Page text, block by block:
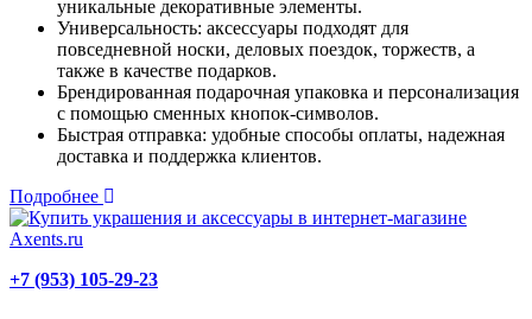
уникальные декоративные элементы.
Универсальность: аксессуары подходят для
повседневной носки, деловых поездок, торжеств, а
также в качестве подарков.
Брендированная подарочная упаковка и персонализация
с помощью сменных кнопок-символов.
Быстрая отправка: удобные способы оплаты, надежная
доставка и поддержка клиентов.
Подробнее
+7 (953) 105-29-23